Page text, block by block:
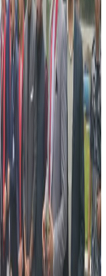
ढंगले अघि बढ्छ ।’ व्रिजवेन र
लागि हातेमालो गर्ने
पनि भएकाले समाजका
अध्यक्ष टिका भुर्तेलले
छ’- भुर्तेलले भने -‘यतिबेला
सकिन्छ भन्ने महत्वपुर्ण
बोल्दै सहयोग रकम
गो फन्ड मिको एकाउन्टबाट
आफ्नो बारे समाचार आएपछि
धेरैतिरबाट सहयोग उठाउदा